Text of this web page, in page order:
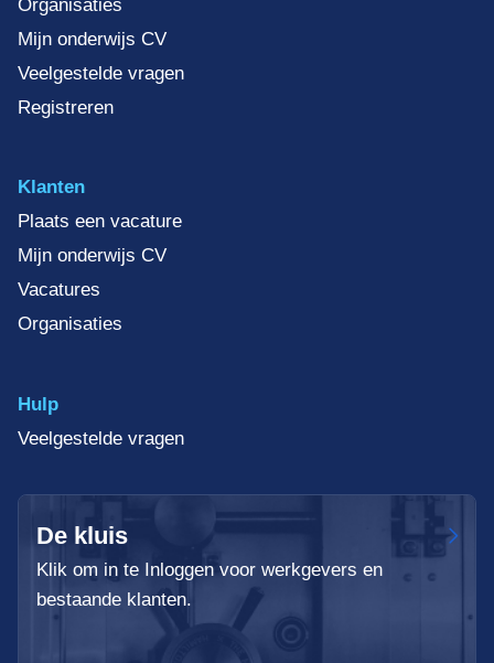
Organisaties
Mijn onderwijs CV
Veelgestelde vragen
Registreren
Klanten
Plaats een vacature
Mijn onderwijs CV
Vacatures
Organisaties
Hulp
Veelgestelde vragen
De kluis
Klik om in te Inloggen voor werkgevers en
bestaande klanten.